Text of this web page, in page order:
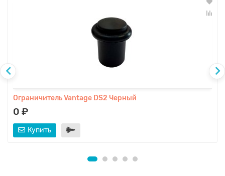
Ограничитель Vantage DS2 Черный
0 ₽
Купить